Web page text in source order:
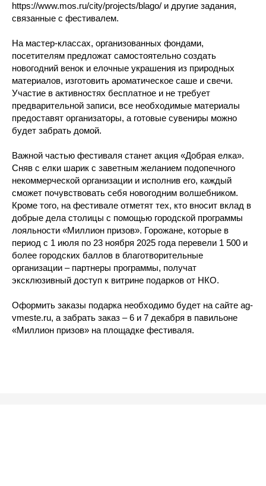
https://www.mos.ru/city/projects/blago/ и другие задания,
связанные с фестивалем.
На мастер-классах, организованных фондами,
посетителям предложат самостоятельно создать
новогодний венок и елочные украшения из природных
материалов, изготовить ароматическое саше и свечи.
Участие в активностях бесплатное и не требует
предварительной записи, все необходимые материалы
предоставят организаторы, а готовые сувениры можно
будет забрать домой.
Важной частью фестиваля станет акция «Добрая елка».
Сняв с елки шарик с заветным желанием подопечного
некоммерческой организации и исполнив его, каждый
сможет почувствовать себя новогодним волшебником.
Кроме того, на фестивале отметят тех, кто вносит вклад в
добрые дела столицы с помощью городской программы
лояльности «Миллион призов». Горожане, которые в
период с 1 июля по 23 ноября 2025 года перевели 1 500 и
более городских баллов в благотворительные
организации – партнеры программы, получат
эксклюзивный доступ к витрине подарков от НКО.
Оформить заказы подарка необходимо будет на сайте ag-
vmeste.ru, а забрать заказ – 6 и 7 декабря в павильоне
«Миллион призов» на площадке фестиваля.